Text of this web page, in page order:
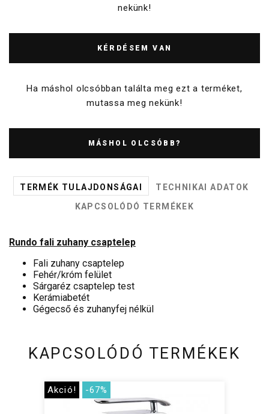
nekünk!
KÉRDÉSEM VAN
Ha máshol olcsóbban találta meg ezt a terméket,
mutassa meg nekünk!
MÁSHOL OLCSÓBB?
TERMÉK TULAJDONSÁGAI
TECHNIKAI ADATOK
KAPCSOLÓDÓ TERMÉKEK
Rundo fali zuhany csaptelep
Fali zuhany csaptelep
Fehér/króm felület
Sárgaréz csaptelep test
Kerámiabetét
Gégecső és zuhanyfej nélkül
KAPCSOLÓDÓ TERMÉKEK
Akció! -67%